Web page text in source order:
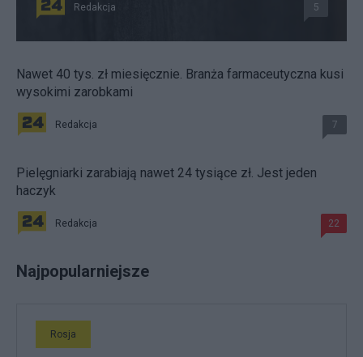
Redakcja 5
Nawet 40 tys. zł miesięcznie. Branża farmaceutyczna kusi
wysokimi zarobkami
Redakcja 7
Pielęgniarki zarabiają nawet 24 tysiące zł. Jest jeden
haczyk
Redakcja 22
Najpopularniejsze
Rosja